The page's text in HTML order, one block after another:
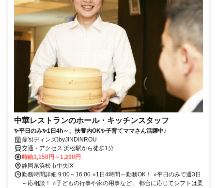
中華レストランのホール・キッチンスタッフ
✨平日のみ✨1日4h～、扶養内OK✨子育てママさん活躍中♪
鼎's(ディンズ)byJINDINROU
交通・アクセス 浜松駅から徒歩1分
時給1,150円～1,200円
静岡県浜松市中央区
勤務時間詳細 9:00～16:00 ⭐1日4時間～勤務OK！ ⭐平日のみで週3日
～応相談！ ⭐子どもの行事や家の用事など、 都合に応じてシフトは柔